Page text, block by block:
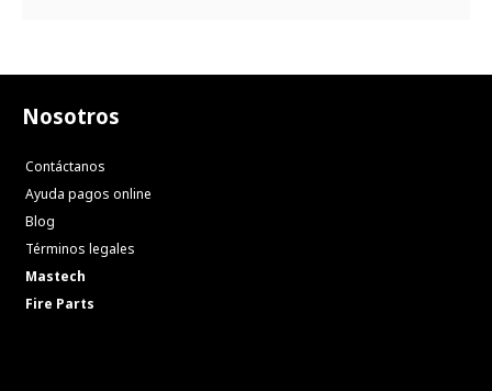
Nosotros
Contáctanos
Ayuda pagos online
Blog
Términos legales
Mastech
Fire Parts